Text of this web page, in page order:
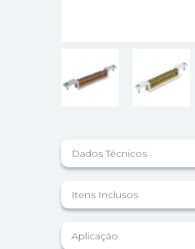
Dados Técnicos
Itens Inclusos
Aplicação